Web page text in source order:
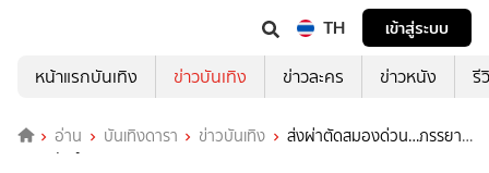
TH
เข้าสู่ระบบ
หน้าแรกบันเทิง
ข่าวบันเทิง ข่าวละคร ข่าวหนัง รี
อ่าน บันเทิงดารา ข่าวบันเทิง
ส่งผ่าตัดสมองด่วน…ภรรยา
ของ “สังข์ ดอกสะเดา”